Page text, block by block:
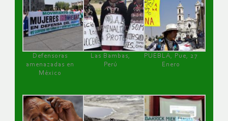
Defensoras
amenazadas en
México
Las Bambas,
Perú
PUEBLA, Pue, 27
Enero